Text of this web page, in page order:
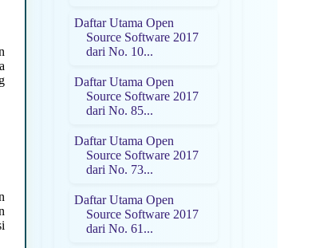
Daftar Utama Open
Source Software 2017
dari No. 10...
Daftar Utama Open
Source Software 2017
dari No. 85...
Daftar Utama Open
Source Software 2017
dari No. 73...
Daftar Utama Open
Source Software 2017
dari No. 61...